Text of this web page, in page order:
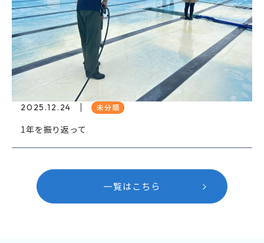
2025.12.24 未分類
1年を振り返って
一覧はこちら